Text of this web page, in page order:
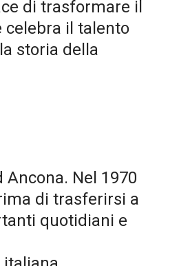
di trasformare il
celebra il talento
storia della
Nel 1970
di trasferirsi a
quotidiani e